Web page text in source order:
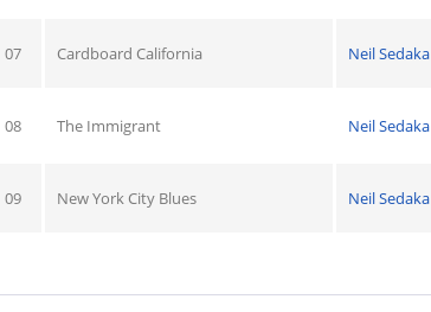
07 Cardboard California Neil Sedaka
08 The Immigrant Neil Sedaka
09 New York City Blues Neil Sedaka